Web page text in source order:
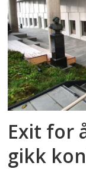
Exit for
gikk